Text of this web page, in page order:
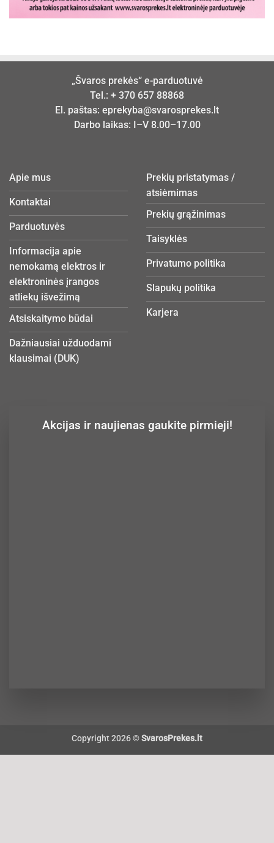
„Švaros prekės“ e-parduotuvė
Tel.: + 370 657 88868
El. paštas: eprekyba@svarosprekes.lt
Darbo laikas: I–V 8.00–17.00
Apie mus
Kontaktai
Parduotuvės
Informacija apie
nemokamą elektros ir
elektroninės įrangos
atliekų išvežimą
Atsiskaitymo būdai
Dažniausiai užduodami
klausimai (DUK)
Prekių pristatymas /
atsiėmimas
Prekių grąžinimas
Taisyklės
Privatumo politika
Slapukų politika
Karjera
Akcijas ir naujienas gaukite pirmieji!
Copyright 2026 ©SvarosPrekes.lt